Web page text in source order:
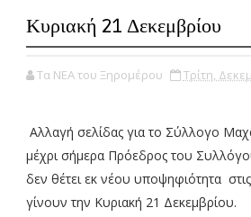
Κυριακή 21 Δεκεμβρίου
Τα ΝΕΑ του Ξηρομέρου Τρίτη,
Αλλαγή σελίδας για το Σύλλογο
μέχρι σήμερα Πρόεδρος του
δεν θέτει εκ νέου υποψηφιότητα
γίνουν την Κυριακή 21 Δεκεμβρίου.